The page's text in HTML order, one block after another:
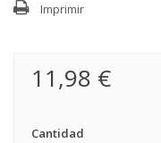
Imprimir
11,98 €
Cantidad